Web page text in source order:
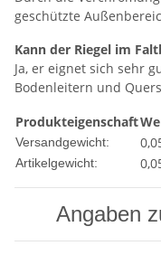
geschützte
Kann der Riegel im
Ja, er eignet sich sehr
Bodenleitern und
Produkteigenschaft
Versandgewicht:
Artikelgewicht:
Angaben